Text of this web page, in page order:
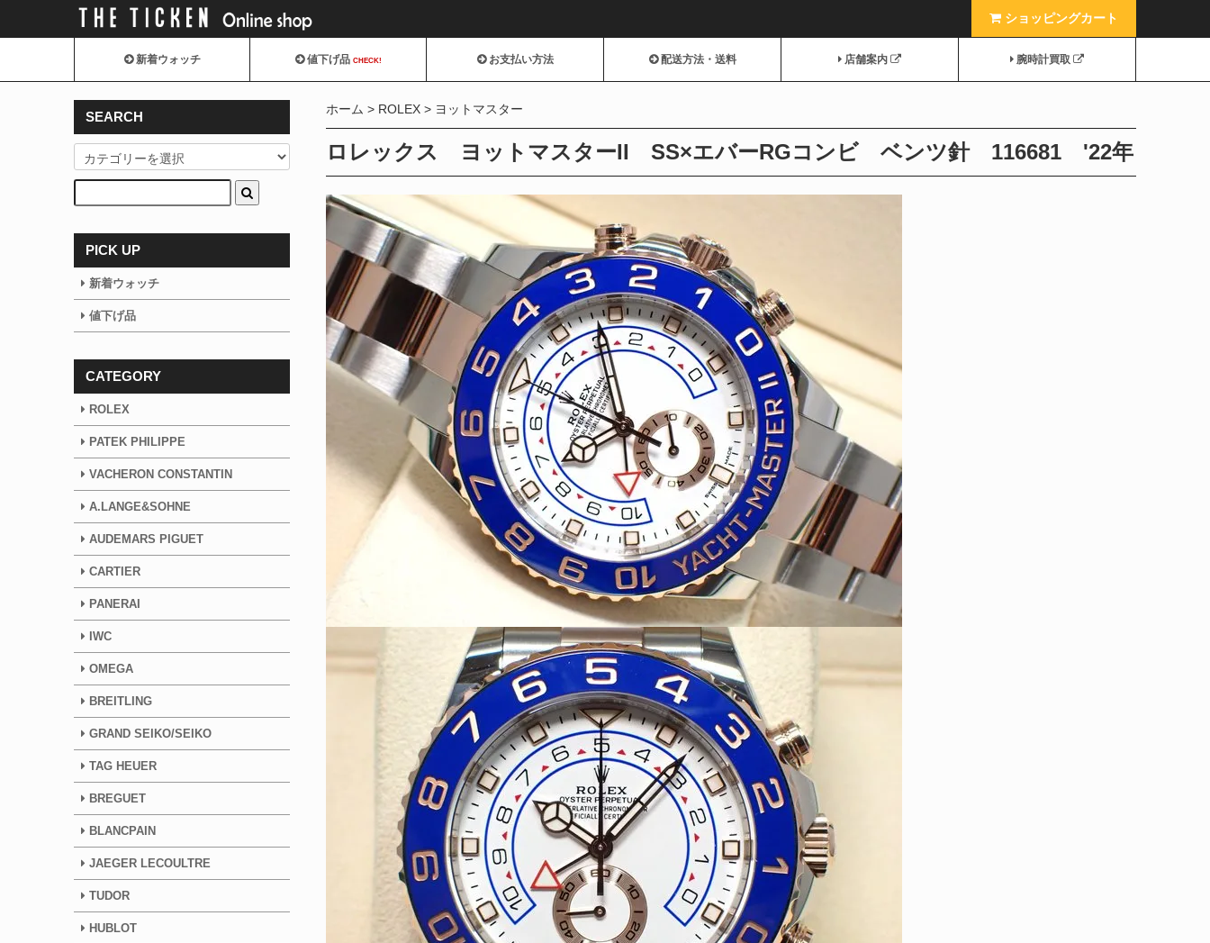
ショッピングカート
新着ウォッチ 値下げ品 CHECK! お支払い方法 配送方法・送料 店舗案内 腕時計買取
ホーム ROLEX ヨットマスター
ロレックス ヨットマスターII SS×エバーRGコンビ ベンツ針 116681 '22年
SEARCH
PICK UP
新着ウォッチ
値下げ品
CATEGORY
ROLEX
PATEK PHILIPPE
VACHERON CONSTANTIN
A.LANGE&SOHNE
AUDEMARS PIGUET
CARTIER
PANERAI
IWC
OMEGA
BREITLING
GRAND SEIKO/SEIKO
TAG HEUER
BREGUET
BLANCPAIN
JAEGER LECOULTRE
TUDOR
HUBLOT